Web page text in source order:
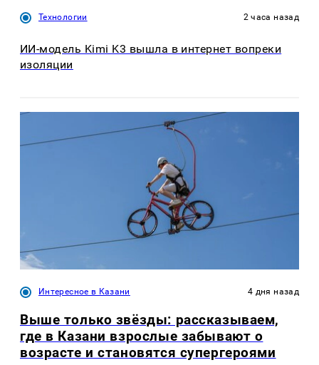
Технологии 2 часа назад
ИИ-модель Kimi K3 вышла в интернет вопреки
изоляции
Интересное в Казани 4 дня назад
Выше только звёзды: рассказываем,
где в Казани взрослые забывают о
возрасте и становятся супергероями